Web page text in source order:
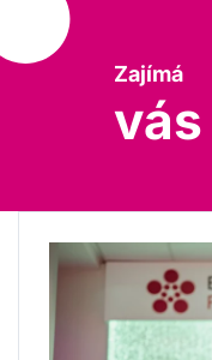
Zajímá
vás